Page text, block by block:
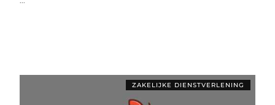
ZAKELIJKE DIENSTVERLENING